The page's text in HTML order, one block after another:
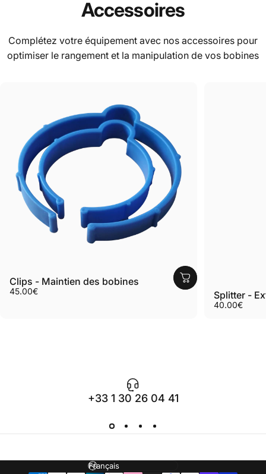
Accessoires
Complétez votre équipement avec nos accessoires pour
optimiser le rangement et la manipulation de vos bobines
Clips - Maintien des bobines
45.00€ Splitter -
40.00€
+33 1 30 26 04 41
Langue